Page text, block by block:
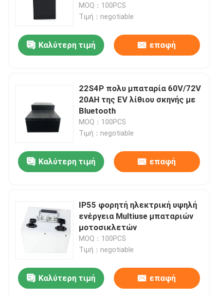
MOQ：100PCS
Τιμή：negotiable
Καλύτερη τιμή επαφή
22S4P πολυ μπαταρία 60V/72V
20AH της EV λίθιου σκηνής με
Bluetooth
MOQ：100PCS
Τιμή：negotiable
Καλύτερη τιμή επαφή
IP55 φορητή ηλεκτρική υψηλή
ενέργεια Multiuse μπαταριών
μοτοσικλετών
MOQ：100PCS
Τιμή：negotiable
Καλύτερη τιμή επαφή